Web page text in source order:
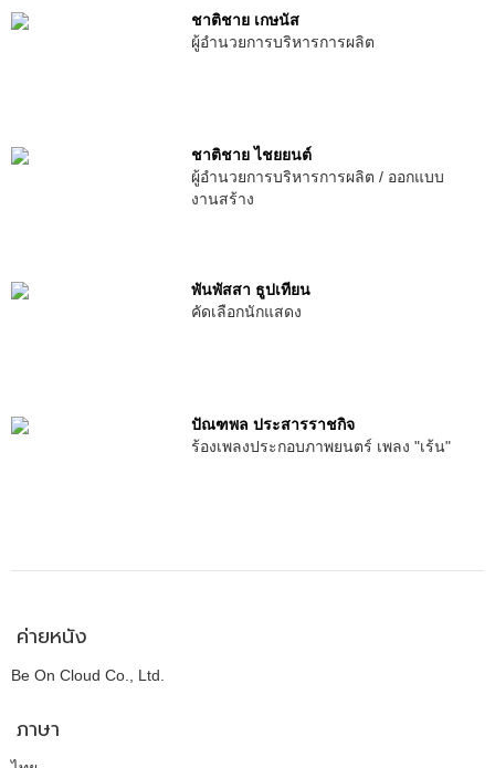
ชาติชาย เกษนัส
ผู้อำนวยการบริหารการผลิต
ชาติชาย ไชยยนต์
ผู้อำนวยการบริหารการผลิต / ออกแบบ
งานสร้าง
พันพัสสา ธูปเทียน
คัดเลือกนักแสดง
ปัณฑพล ประสารราชกิจ
ร้องเพลงประกอบภาพยนตร์ เพลง "เร้น"
ค่ายหนัง
Be On Cloud Co., Ltd.
ภาษา